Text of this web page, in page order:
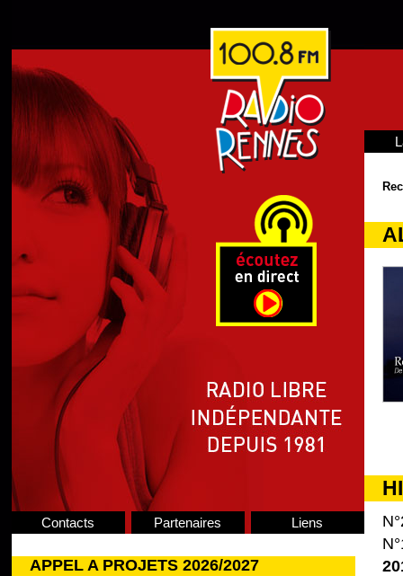
Contacts Partenaires Liens
APPEL A PROJETS 2026/2027